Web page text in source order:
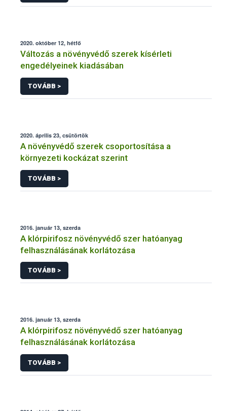
2020. október 12, hétfő
Változás a növényvédő szerek kísérleti
engedélyeinek kiadásában
TOVÁBB >
2020. április 23, csütörtök
A növényvédő szerek csoportosítása a
környezeti kockázat szerint
TOVÁBB >
2016. január 13, szerda
A klórpirifosz növényvédő szer hatóanyag
felhasználásának korlátozása
TOVÁBB >
2016. január 13, szerda
A klórpirifosz növényvédő szer hatóanyag
felhasználásának korlátozása
TOVÁBB >